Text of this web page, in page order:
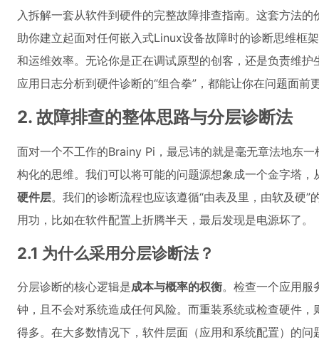
入拆解一套从软件到硬件的完整故障排查指南。这套方法
助你建立起面对任何嵌入式Linux设备故障时的诊断思维框
和运维效率。无论你是正在调试原型的创客，还是负责维
应用日志分析到硬件诊断的“组合拳”，都能让你在问题面前
2. 故障排查的整体思路与分层诊断法
面对一个不工作的Brainy Pi，最忌讳的就是毫无章法地东
构化的思维。我们可以将可能的问题源想象成一个金字塔，
硬件层。我们的诊断流程也应该遵循“由表及里，由软及硬
用功，比如在软件配置上折腾半天，最后发现是电源坏了。
2.1 为什么采用分层诊断法？
分层诊断的核心逻辑是成本与概率的权衡。检查一个应用服
钟，且不会对系统造成任何风险。而重装系统或检查硬件
得多。在大多数情况下，软件层面（应用和系统配置）的